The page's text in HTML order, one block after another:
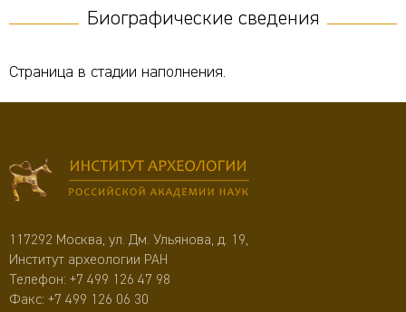
Биографические сведения
Страница в стадии наполнения.
117292 Москва, ул. Дм. Ульянова, д. 19,
Институт археологии РАН
Телефон: +7 499 126 47 98
Факс: +7 499 126 06 30